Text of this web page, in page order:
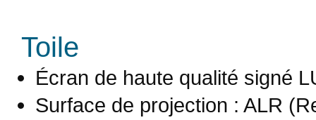
Toile
Écran de haute qualité signé
Surface de projection : ALR